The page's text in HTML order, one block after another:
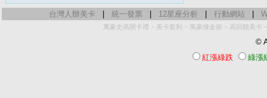
台灣人辦美卡| 統一發票 12星座分析 行動網站
萬豪史高開卡禮 - 美卡套利 - 萬豪煉金術 - 高回饋美卡
©
紅漲綠跌
綠漲